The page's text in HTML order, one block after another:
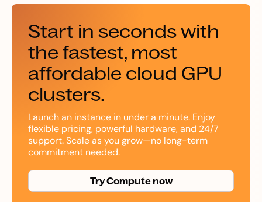
Start in seconds with
the fastest, most
affordable cloud GPU
clusters.
Launch an instance in under a minute. Enjoy
flexible pricing, powerful hardware, and 24/7
support. Scale as you grow—no long-term
commitment needed.
Try Compute now